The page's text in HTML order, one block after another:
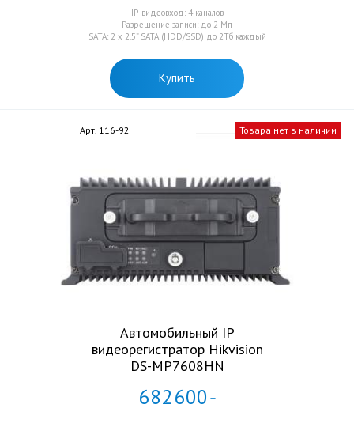
IP-видеовход: 4 каналов
Разрешение записи: до 2 Mп
SATA: 2 x 2.5” SATA (HDD/SSD) до 2Тб каждый
Купить
Арт. 116-92 Товара нет в наличии
Автомобильный IP
видеорегистратор Hikvision
DS-MP7608HN
682600 Т